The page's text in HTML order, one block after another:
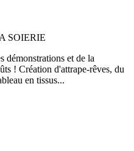
SOIERIE
démonstrations et de la
! Création d'attrape-rêves, du
en tissus...